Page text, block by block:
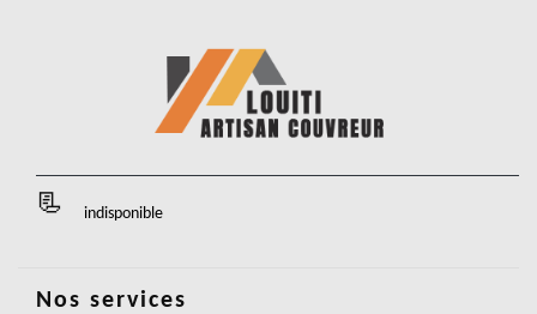
indisponible
Nos services